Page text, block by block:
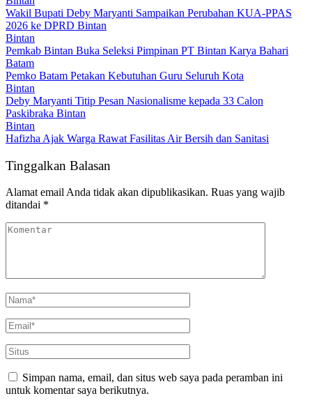
Wakil Bupati Deby Maryanti Sampaikan Perubahan KUA-PPAS
2026 ke DPRD Bintan
Bintan
Pemkab Bintan Buka Seleksi Pimpinan PT Bintan Karya Bahari
Batam
Pemko Batam Petakan Kebutuhan Guru Seluruh Kota
Bintan
Deby Maryanti Titip Pesan Nasionalisme kepada 33 Calon
Paskibraka Bintan
Bintan
Hafizha Ajak Warga Rawat Fasilitas Air Bersih dan Sanitasi
Tinggalkan Balasan
Alamat email Anda tidak akan dipublikasikan. Ruas yang wajib
ditandai *
Simpan nama, email, dan situs web saya pada peramban ini
untuk komentar saya berikutnya.